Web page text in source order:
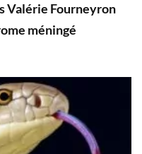
Valérie Fourneyron
méningé